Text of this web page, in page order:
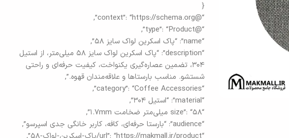
{
“@context”: “https://schema.org”,
“@type”: “Product”,
“name”: “پاک اسکرین لواک سایز ۵۸”,
“description”: “پاک اسکرین لواک سایز ۵۸ میلی‌متر، از استیل
۳۰۴، تضمین عصاره‌گیری یکنواخت، کیفیت حرفه‌ای و راحتی
شستشو. مناسب بارستاها و علاقه‌مندان قهوه.”,
“category”: “Coffee Accessories”,
“material”: “استیل ۳۰۴”,
“size”: “۵۸ میلی‌متر ضخامت ۱.۷mm”,
“audience”: “بارستا حرفه‌ای، کافه، کاربر خانگی جدی اسپرسو”,